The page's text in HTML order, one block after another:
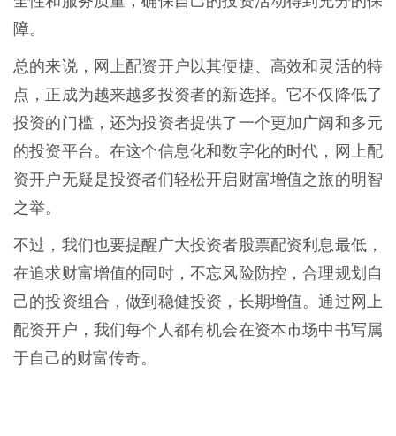
障。
总的来说，网上配资开户以其便捷、高效和灵活的特
点，正成为越来越多投资者的新选择。它不仅降低了
投资的门槛，还为投资者提供了一个更加广阔和多元
的投资平台。在这个信息化和数字化的时代，网上配
资开户无疑是投资者们轻松开启财富增值之旅的明智
之举。
不过，我们也要提醒广大投资者股票配资利息最低，
在追求财富增值的同时，不忘风险防控，合理规划自
己的投资组合，做到稳健投资，长期增值。通过网上
配资开户，我们每个人都有机会在资本市场中书写属
于自己的财富传奇。